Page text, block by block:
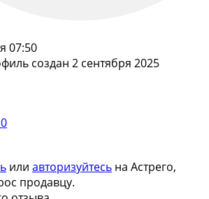
07:50
создан 2 сентября 2025
или авторизуйтесь на Астрего,
продавцу.